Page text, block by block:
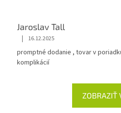
Jaroslav Tall
| 16.12.2025
promptné dodanie , tovar v
komplikácií
ZOBRAZIŤ